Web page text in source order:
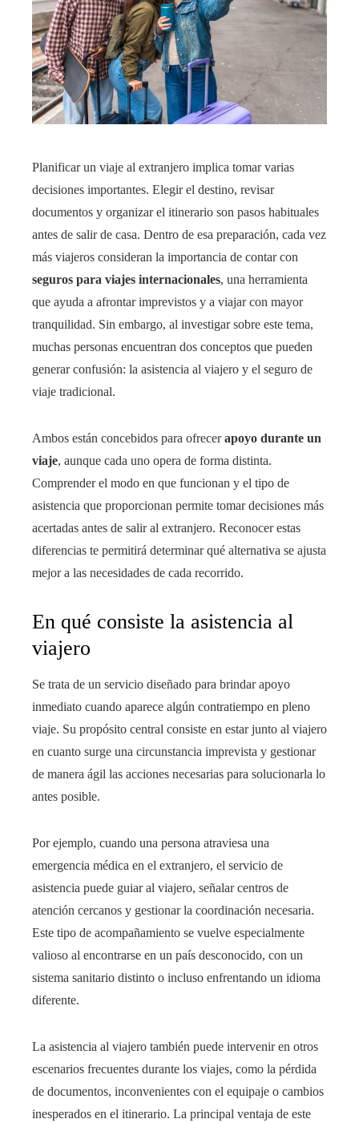
Planificar un viaje al extranjero implica tomar varias
decisiones importantes. Elegir el destino, revisar
documentos y organizar el itinerario son pasos habituales
antes de salir de casa. Dentro de esa preparación, cada vez
más viajeros consideran la importancia de contar con
seguros para viajes internacionales, una herramienta
que ayuda a afrontar imprevistos y a viajar con mayor
tranquilidad. Sin embargo, al investigar sobre este tema,
muchas personas encuentran dos conceptos que pueden
generar confusión: la asistencia al viajero y el seguro de
viaje tradicional.
Ambos están concebidos para ofrecerapoyo durante un
viaje, aunque cada uno opera de forma distinta.
Comprender el modo en que funcionan y el tipo de
asistencia que proporcionan permite tomar decisiones más
acertadas antes de salir al extranjero. Reconocer estas
diferencias te permitirá determinar qué alternativa se ajusta
mejor a las necesidades de cada recorrido.
En qué consiste la asistencia al
viajero
Se trata de un servicio diseñado para brindar apoyo
inmediato cuando aparece algún contratiempo en pleno
viaje. Su propósito central consiste en estar junto al viajero
en cuanto surge una circunstancia imprevista y gestionar
de manera ágil las acciones necesarias para solucionarla lo
antes posible.
Por ejemplo, cuando una persona atraviesa una
emergencia médica en el extranjero, el servicio de
asistencia puede guiar al viajero, señalar centros de
atención cercanos y gestionar la coordinación necesaria.
Este tipo de acompañamiento se vuelve especialmente
valioso al encontrarse en un país desconocido, con un
sistema sanitario distinto o incluso enfrentando un idioma
diferente.
La asistencia al viajero también puede intervenir en otros
escenarios frecuentes durante los viajes, como la pérdida
de documentos, inconvenientes con el equipaje o cambios
inesperados en el itinerario. La principal ventaja de este